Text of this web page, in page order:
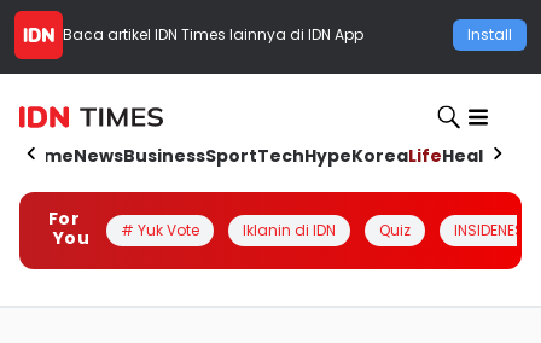
Baca artikel IDN Times lainnya di IDN App Install
HomeNewsBusinessSportTechHypeKoreaLifeHealth
For
You
# Yuk Vote Iklanin di IDN Quiz INSIDENESIA